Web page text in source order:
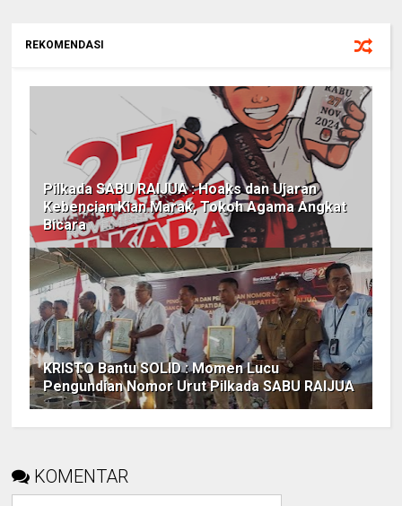
REKOMENDASI
Pilkada SABU RAIJUA : Hoaks dan Ujaran
Kebencian Kian Marak, Tokoh Agama Angkat
Bicara
KRISTO Bantu SOLID : Momen Lucu
Pengundian Nomor Urut Pilkada SABU RAIJUA
KOMENTAR